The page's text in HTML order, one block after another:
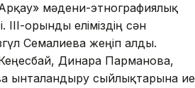
мәдени-этнографиялық
орынды еліміздің сән
Семғалиева жеңіп алды.
Динара Парманова,
ынталандыру сыйлықтарына ие